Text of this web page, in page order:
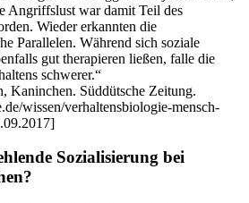
Angriffslust war damit Teil des
Wieder erkannten die
Parallelen. Während sich soziale
gut therapieren ließen, falle die
schwerer.“
Kaninchen. Süddütsche Zeitung.
wissen/verhaltensbiologie-mensch-
Sozialisierung bei